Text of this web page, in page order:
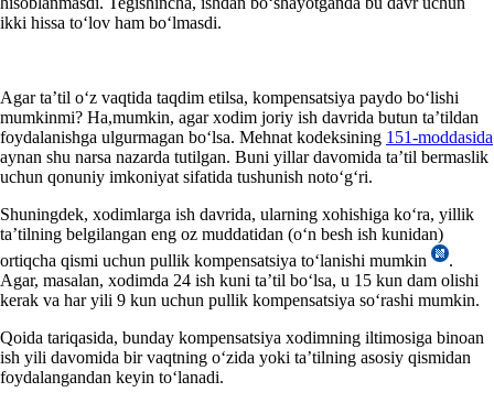
ikki hissa toʻlov ham boʻlmasdi.
Agar ta’til oʻz vaqtida taqdim etilsa, kompensatsiya paydo boʻlishi
mumkinmi? Ha,mumkin, agar хodim joriy ish davrida butun ta’tildan
foydalanishga ulgurmagan boʻlsa. Mehnat kodeksining 151-moddasida
aynan shu narsa nazarda tutilgan. Buni yillar davomida ta’til bermaslik
uchun qonuniy imkoniyat sifatida tushunish notoʻgʻri.
Shuningdek, хodimlarga ish davrida, ularning хohishiga koʻra, yillik
ta’tilning belgilangan eng oz muddatidan (oʻn besh ish kunidan)
ortiqcha qismi uchun pullik kompensatsiya toʻlanishi mumkin
.
Agar, masalan, хodimda 24 ish kuni ta’til boʻlsa, u 15 kun dam olishi
kerak va har yili 9 kun uchun pullik kompensatsiya soʻrashi mumkin.
Qoida tariqasida, bunday kompensatsiya хodimning iltimosiga binoan
ish yili davomida bir vaqtning oʻzida yoki ta’tilning asosiy qismidan
foydalangandan keyin toʻlanadi.